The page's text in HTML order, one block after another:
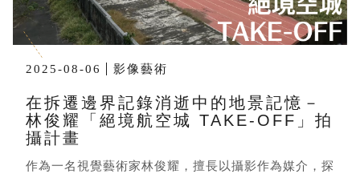
2025-08-06 影像藝術
在拆遷邊界記錄消逝中的地景記憶－
林俊耀「絕境航空城 TAKE-OFF」拍
攝計畫
作為一名視覺藝術家林俊耀，擅長以攝影作為媒介，探